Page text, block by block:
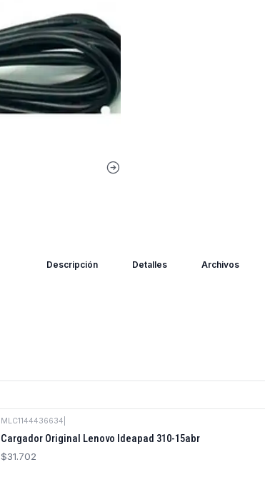
Descripción Detalles Archivos
MLC1144436634
Cargador Original Lenovo Ideapad 310-15abr
$31.702